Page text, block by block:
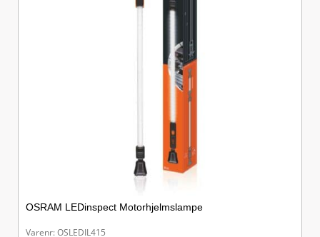
OSRAM LEDinspect Motorhjelmslampe
Varenr: OSLEDIL415